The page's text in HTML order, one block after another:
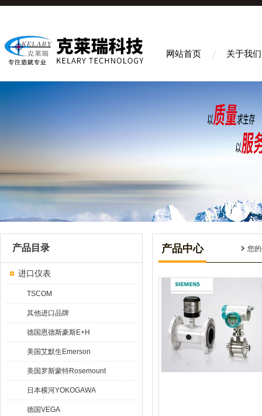
网站首页 关于我们
产品目录
进口仪表
TSCOM
其他进口品牌
德国恩德斯豪斯E+H
美国艾默生Emerson
美国罗斯蒙特Rosemount
日本横河YOKOGAWA
德国VEGA
产品中心 您